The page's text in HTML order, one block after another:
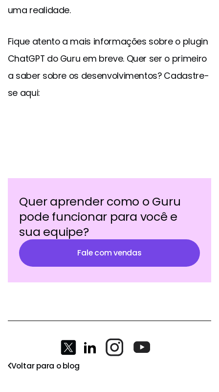
uma realidade.
Fique atento a mais informações sobre o plugin
ChatGPT do Guru em breve. Quer ser o primeiro
a saber sobre os desenvolvimentos? Cadastre-
se aqui:
Quer aprender como o Guru
pode funcionar para você e
sua equipe?
Fale com vendas
Voltar para o blog